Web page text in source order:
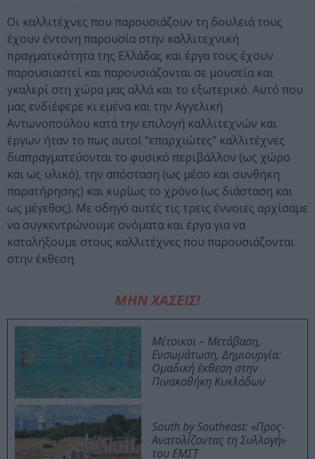
Οι καλλιτέχνες που παρουσιάζουν τη δουλειά τους
έχουν έντονη παρουσία στην καλλιτεχνική
πραγματικότητα της Ελλάδας και έργα τους έχουν
παρουσιαστεί και παρουσιάζονται σε μουσεία και
γκαλερί στη χώρα μας αλλά και το εξωτερικό. Αυτό που
μας ενδιέφερε κι εμένα και την Αγγελική
Αντωνοπούλου κατά την επιλογή καλλιτεχνών και
έργων ήταν το πως αυτοί “επαρχιώτες” καλλιτέχνες
διαπραγματεύονται το φυσικό περιβάλλον (ως χώρο
και ως υλικό), την απόσταση (ως μέσο και συνθήκη
παρατήρησης) και κυρίως το χρόνο (ως διάσταση και
ως μέγεθος). Με οδηγό αυτές τις τρεις έννοιες αρχίσαμε
να συγκεντρώνουμε ονόματα και έργα για να
καταλήξουμε στους καλλιτέχνες που παρουσιάζονται
στην έκθεση.
ΜΗΝ ΧΑΣΕΙΣ!
Μέτοικοι – Μετάβαση,
Ενσωμάτωση, Δημιουργία:
Ομαδική έκθεση στην
Πινακοθήκη Κυκλάδων
South by Southeast: «Προς-
Ανατολίζοντας τη Συλλογή»
του ΕΜΣΤ